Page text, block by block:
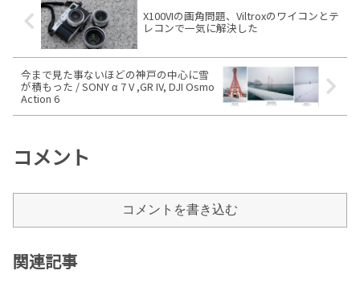
X100VIの画角問題、Viltroxのワイコンとテ
レコンで一気に解決した
今まで見た事ないほどの神戸の中心に雪
が積もった / SONY α 7 V ,GR IV, DJI Osmo
Action 6
コメント
コメントを書き込む
関連記事